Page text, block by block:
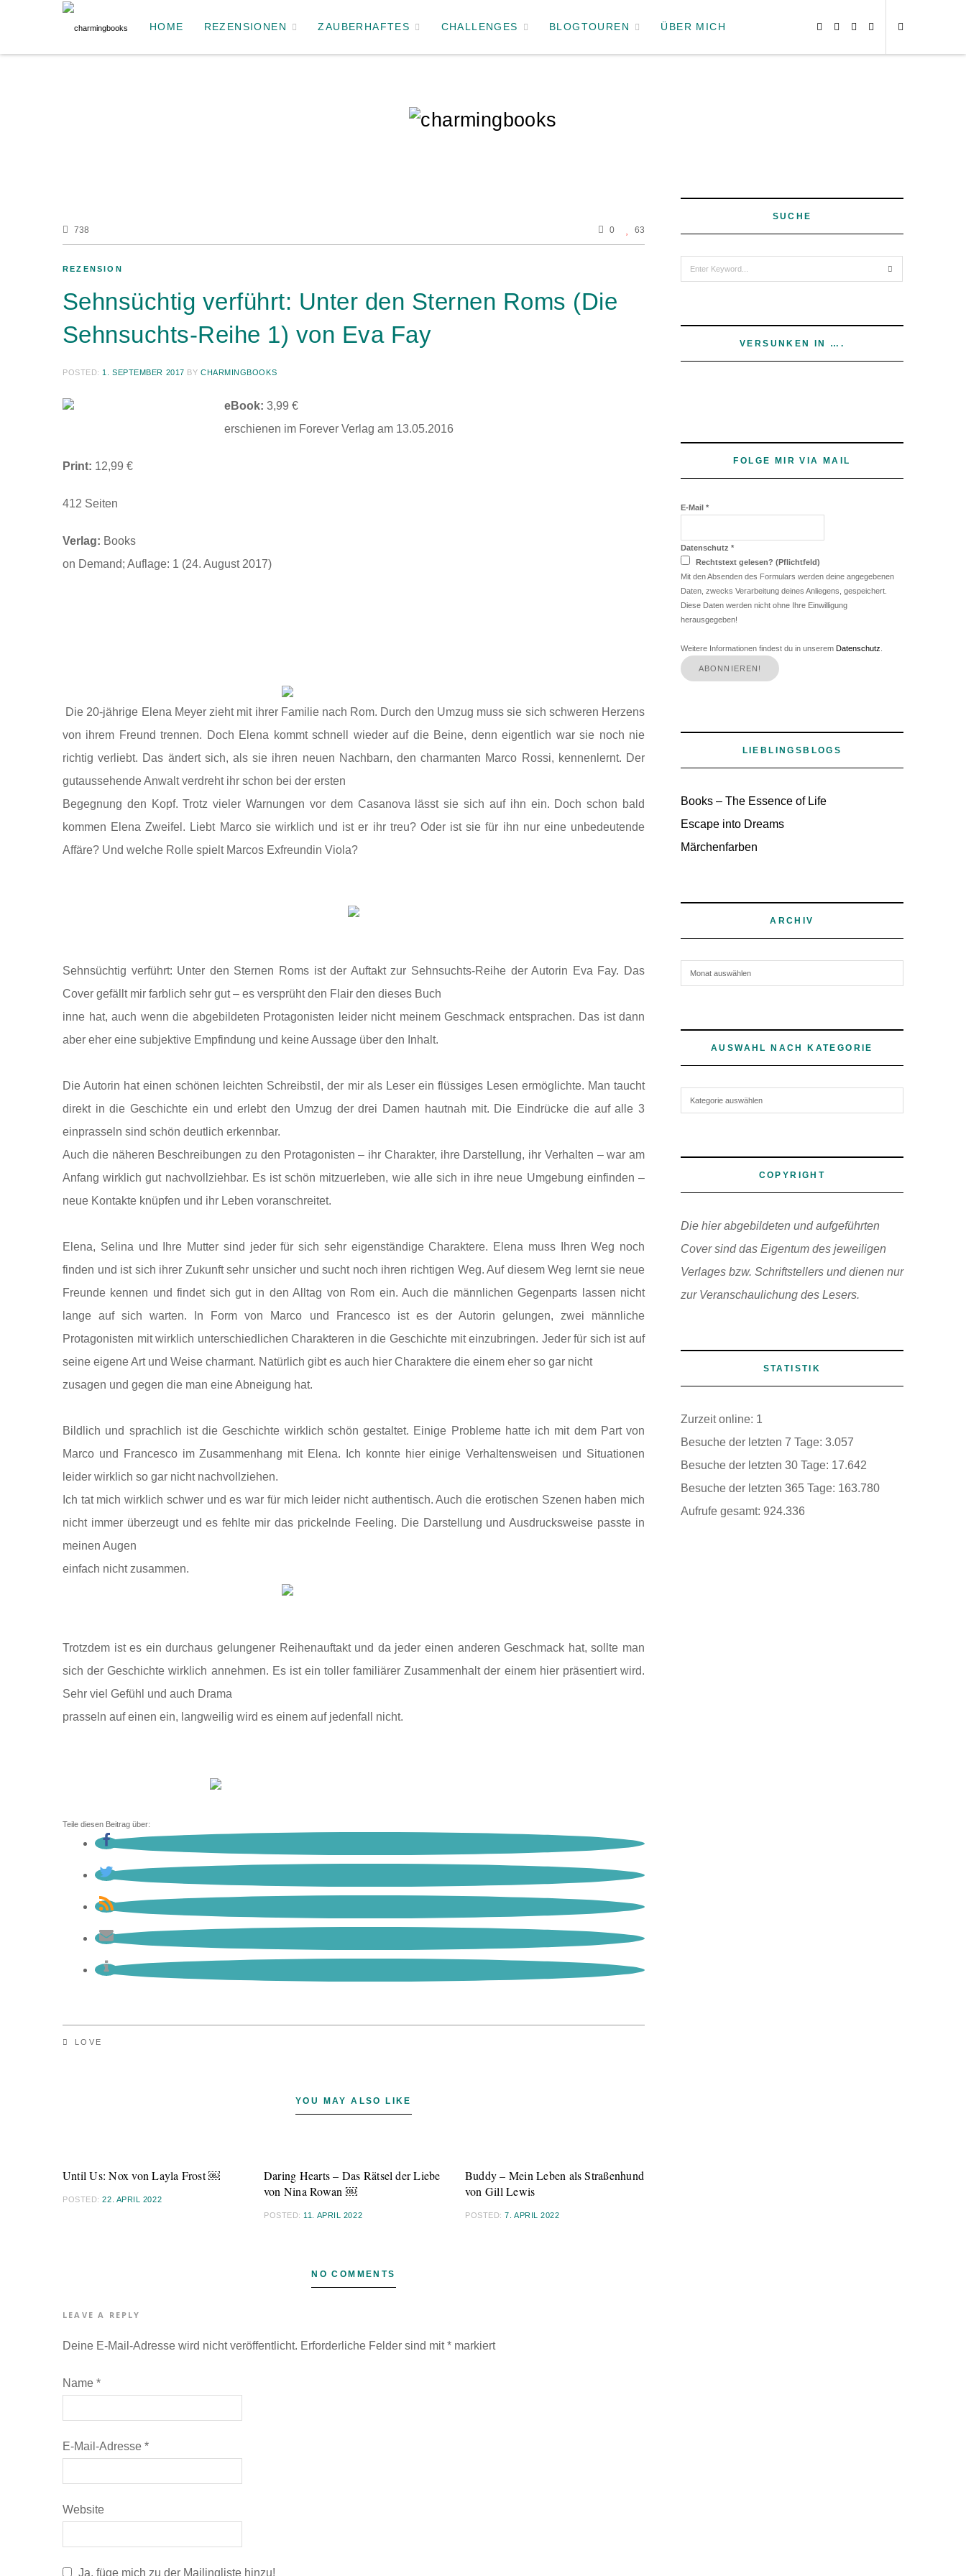
HOME REZENSIONEN ZAUBERHAFTES CHALLENGES BLOGTOUREN ÜBER MICH
738 0 63
REZENSION
Sehnsüchtig verführt: Unter den Sternen Roms (Die
Sehnsuchts-Reihe 1) von Eva Fay
POSTED: 1. SEPTEMBER 2017 BY CHARMINGBOOKS
eBook: 3,99 €
erschienen im Forever Verlag am 13.05.2016
Print: 12,99 €
412 Seiten
Verlag: Books
on Demand; Auflage: 1 (24. August 2017)
Die 20-jährige Elena Meyer zieht mit ihrer Familie nach Rom. Durch den Umzug muss sie sich schweren Herzens
von ihrem Freund trennen. Doch Elena kommt schnell wieder auf die Beine, denn eigentlich war sie noch nie
richtig verliebt. Das ändert sich, als sie ihren neuen Nachbarn, den charmanten Marco Rossi, kennenlernt. Der
gutaussehende Anwalt verdreht ihr schon bei der ersten
Begegnung den Kopf. Trotz vieler Warnungen vor dem Casanova lässt sie sich auf ihn ein. Doch schon bald
kommen Elena Zweifel. Liebt Marco sie wirklich und ist er ihr treu? Oder ist sie für ihn nur eine unbedeutende
Affäre? Und welche Rolle spielt Marcos Exfreundin Viola?
Sehnsüchtig verführt: Unter den Sternen Roms ist der Auftakt zur Sehnsuchts-Reihe der Autorin Eva Fay. Das
Cover gefällt mir farblich sehr gut – es versprüht den Flair den dieses Buch
inne hat, auch wenn die abgebildeten Protagonisten leider nicht meinem Geschmack entsprachen. Das ist dann
aber eher eine subjektive Empfindung und keine Aussage über den Inhalt.
Die Autorin hat einen schönen leichten Schreibstil, der mir als Leser ein flüssiges Lesen ermöglichte. Man taucht
direkt in die Geschichte ein und erlebt den Umzug der drei Damen hautnah mit. Die Eindrücke die auf alle 3
einprasseln sind schön deutlich erkennbar.
Auch die näheren Beschreibungen zu den Protagonisten – ihr Charakter, ihre Darstellung, ihr Verhalten – war am
Anfang wirklich gut nachvollziehbar. Es ist schön mitzuerleben, wie alle sich in ihre neue Umgebung einfinden –
neue Kontakte knüpfen und ihr Leben voranschreitet.
Elena, Selina und Ihre Mutter sind jeder für sich sehr eigenständige Charaktere. Elena muss Ihren Weg noch
finden und ist sich ihrer Zukunft sehr unsicher und sucht noch ihren richtigen Weg. Auf diesem Weg lernt sie neue
Freunde kennen und findet sich gut in den Alltag von Rom ein. Auch die männlichen Gegenparts lassen nicht
lange auf sich warten. In Form von Marco und Francesco ist es der Autorin gelungen, zwei männliche
Protagonisten mit wirklich unterschiedlichen Charakteren in die Geschichte mit einzubringen. Jeder für sich ist auf
seine eigene Art und Weise charmant. Natürlich gibt es auch hier Charaktere die einem eher so gar nicht
zusagen und gegen die man eine Abneigung hat.
Bildlich und sprachlich ist die Geschichte wirklich schön gestaltet. Einige Probleme hatte ich mit dem Part von
Marco und Francesco im Zusammenhang mit Elena. Ich konnte hier einige Verhaltensweisen und Situationen
leider wirklich so gar nicht nachvollziehen.
Ich tat mich wirklich schwer und es war für mich leider nicht authentisch. Auch die erotischen Szenen haben mich
nicht immer überzeugt und es fehlte mir das prickelnde Feeling. Die Darstellung und Ausdrucksweise passte in
meinen Augen
einfach nicht zusammen.
Trotzdem ist es ein durchaus gelungener Reihenauftakt und da jeder einen anderen Geschmack hat, sollte man
sich der Geschichte wirklich annehmen. Es ist ein toller familiärer Zusammenhalt der einem hier präsentiert wird.
Sehr viel Gefühl und auch Drama
prasseln auf einen ein, langweilig wird es einem auf jedenfall nicht.
Teile diesen Beitrag über:
LOVE
YOU MAY ALSO LIKE
Until Us: Nox von Layla Frost ￼
POSTED:22. APRIL 2022
Daring Hearts – Das Rätsel der Liebe
von Nina Rowan ￼
POSTED: 11. APRIL 2022
Buddy – Mein Leben als Straßenhund
von Gill Lewis
POSTED:7. APRIL 2022
NO COMMENTS
LEAVE A REPLY
Deine E-Mail-Adresse wird nicht veröffentlicht. Erforderliche Felder sind mit* markiert
Name *
E-Mail-Adresse *
Website
Ja, füge mich zu der Mailingliste hinzu!
SUCHE
VERSUNKEN IN ….
FOLGE MIR VIA MAIL
E-Mail *
Datenschutz *
Rechtstext gelesen? (Pflichtfeld)
Mit den Absenden des Formulars werden deine angegebenen
Daten, zwecks Verarbeitung deines Anliegens, gespeichert.
Diese Daten werden nicht ohne Ihre Einwilligung
herausgegeben!
Weitere Informationen findest du in unserem Datenschutz
LIEBLINGSBLOGS
Books – The Essence of Life
Escape into Dreams
Märchenfarben
ARCHIV
AUSWAHL NACH KATEGORIE
COPYRIGHT
Die hier abgebildeten und aufgeführten
Cover sind das Eigentum des jeweiligen
Verlages bzw. Schriftstellers und dienen nur
zur Veranschaulichung des Lesers.
STATISTIK
Zurzeit online: 1
Besuche der letzten 7 Tage: 3.057
Besuche der letzten 30 Tage: 17.642
Besuche der letzten 365 Tage: 163.780
Aufrufe gesamt: 924.336